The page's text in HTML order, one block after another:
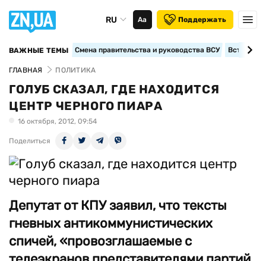
RU Аа Поддержать
ВАЖНЫЕ ТЕМЫ Смена правительства и руководства ВСУ
ГЛАВНАЯ ПОЛИТИКА
ГОЛУБ СКАЗАЛ, ГДЕ НАХОДИТСЯ
ЦЕНТР ЧЕРНОГО ПИАРА
16 октября, 2012, 09:54
Поделиться
Депутат от КПУ заявил, что тексты
гневных антикоммунистических
спичей, «провозглашаемые с